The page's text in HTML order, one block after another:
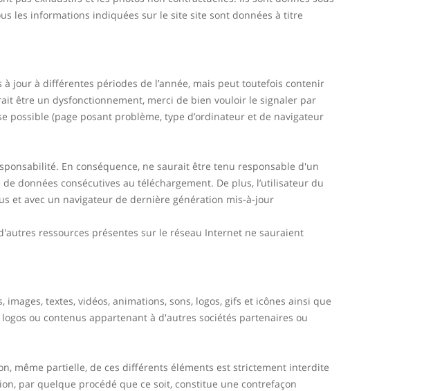
les informations indiquées sur le site site sont données à titre
jour à différentes périodes de l’année, mais peut toutefois contenir
être un dysfonctionnement, merci de bien vouloir le signaler par
possible (page posant problème, type d’ordinateur et de navigateur
En conséquence, ne saurait être tenu responsable d'un
données consécutives au téléchargement. De plus, l’utilisateur du
et avec un navigateur de dernière génération mis-à-jour
ressources présentes sur le réseau Internet ne sauraient
textes, vidéos, animations, sons, logos, gifs et icônes ainsi que
ou contenus appartenant à d'autres sociétés partenaires ou
même partielle, de ces différents éléments est strictement interdite
par quelque procédé que ce soit, constitue une contrefaçon